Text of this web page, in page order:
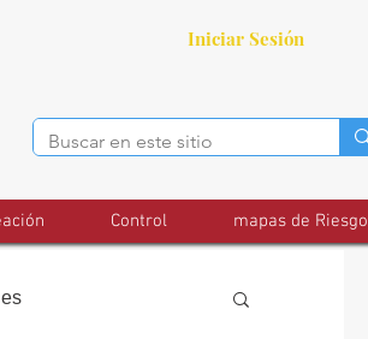
Iniciar Sesión
Control mapas de Riesgo